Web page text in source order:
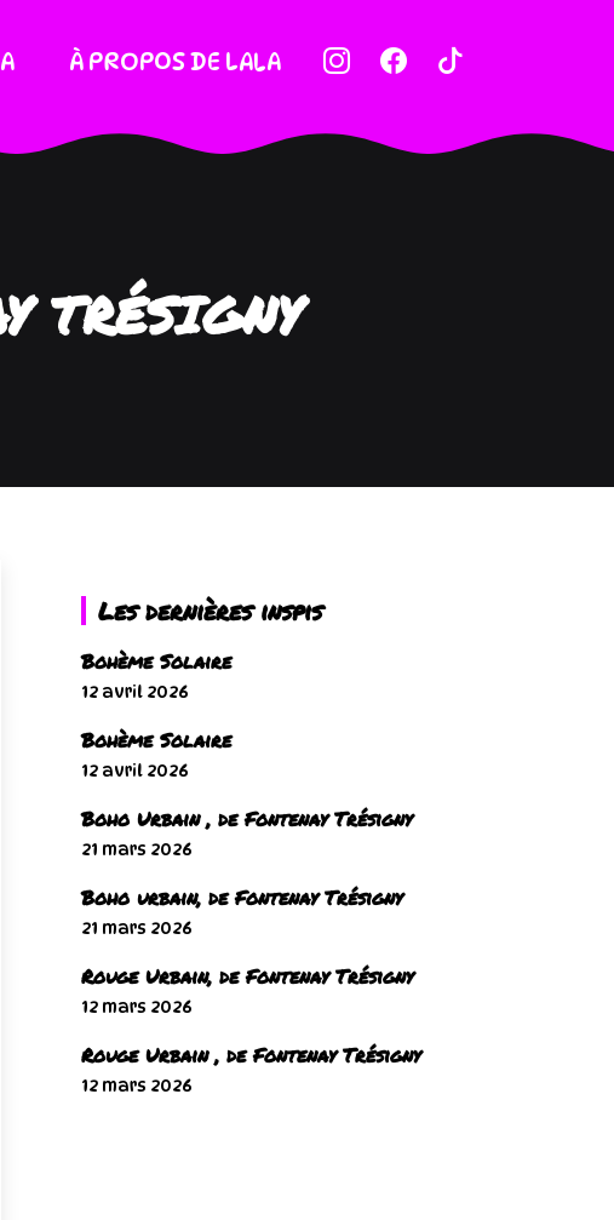
À PROPOS DE LALA
TRÉSIGNY
Les dernières inspis
Bohème Solaire
12 avril 2026
Bohème Solaire
12 avril 2026
Boho Urbain , de Fontenay Trésigny
21 mars 2026
Boho urbain, de Fontenay Trésigny
21 mars 2026
Rouge Urbain, de Fontenay Trésigny
12 mars 2026
Rouge Urbain , de Fontenay Trésigny
12 mars 2026